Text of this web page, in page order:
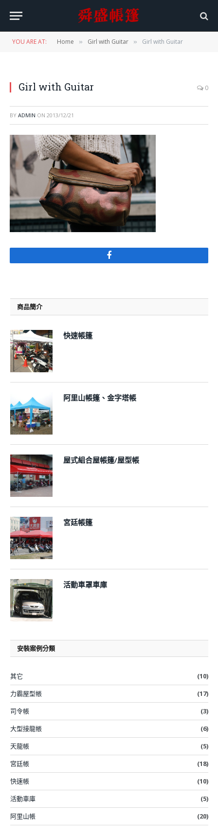
YOU ARE AT: Home » Girl with Guitar » Girl with Guitar
Girl with Guitar 0
BY ADMIN ON 2013/12/21
Facebook
商品簡介
快速帳篷
阿里山帳篷、金字塔帳
屋式組合屋帳篷/屋型帳
宮廷帳篷
活動車罩車庫
安裝案例分類
其它
(10)
力霸屋型帳
(17)
司令帳
(3)
大型接龍帳
(6)
天龍帳
(5)
宮廷帳
(18)
快速帳
(10)
活動車庫
(5)
阿里山帳
(20)